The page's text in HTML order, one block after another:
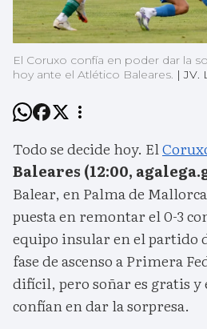
El Coruxo confía en poder dar la
hoy ante el Atlético Baleares. |JV.
Todo se decide hoy. El
Baleares (12:00,
Balear, en Palma de
puesta en remontar el 0-3
equipo insular en el partido
fase de ascenso a Primera
difícil, pero soñar es gratis y
confían en dar la sorpresa.